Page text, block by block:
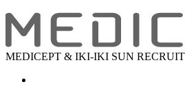
MEDICEPT & IKI-IKI SUN